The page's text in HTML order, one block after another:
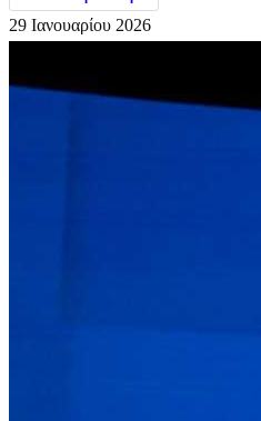
29 Ιανουαρίου 2026